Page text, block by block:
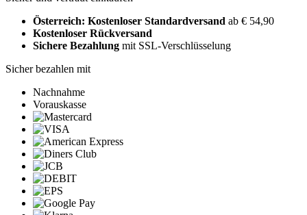
Österreich: Kostenloser Standardversand ab € 54,90
Kostenloser Rückversand
Sichere Bezahlung mit SSL-Verschlüsselung
Sicher bezahlen mit
Nachnahme
Vorauskasse